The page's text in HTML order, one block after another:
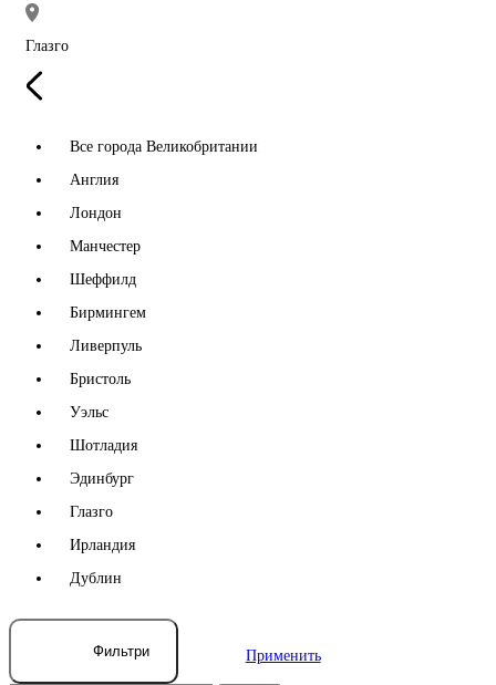
Глазго
Все города Великобритании
Англия
Лондон
Манчестер
Шеффилд
Бирмингем
Ливерпуль
Бристоль
Уэльс
Шотладия
Эдинбург
Глазго
Ирландия
Дублин
Фильтри Применить